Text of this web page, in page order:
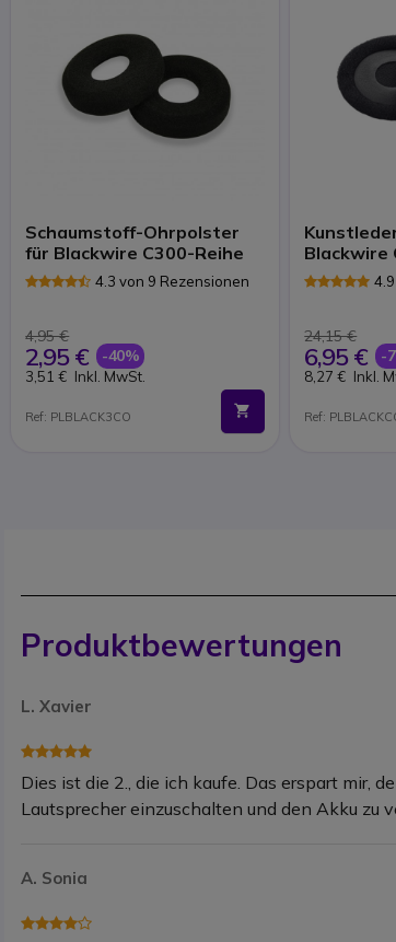
Schaumstoff-Ohrpolster
für Blackwire C300-Reihe
4.3 von 9 Rezensionen
4,95 €
2,95 € -40%
3,51 € Inkl. MwSt.
Ref: PLBLACK3CO
Blackwire
24,15 €
6,95 € -
8,27 € Inkl.
Ref:
Produktbewertungen
L. Xavier
Dies ist die 2., die ich kaufe. Das erspart mir,
Lautsprecher einzuschalten und den Akku zu
A. Sonia